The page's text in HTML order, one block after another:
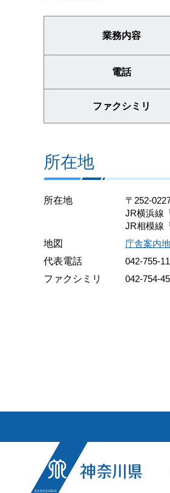
業務内容
電話
ファクシミリ
所在地
所在地
〒252-
JR横浜線
JR相模線
地図
庁舎案内
代表電話
042-755-
ファクシミリ
042-754-